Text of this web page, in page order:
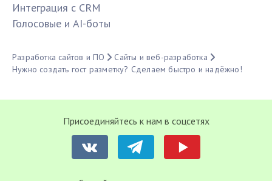
Интеграция с CRM
Голосовые и AI-боты
Разработка сайтов и ПО
Сайты и веб-разработка
Нужно создать гост разметку? Сделаем быстро и надёжно!
Присоединяйтесь к нам в соцсетях